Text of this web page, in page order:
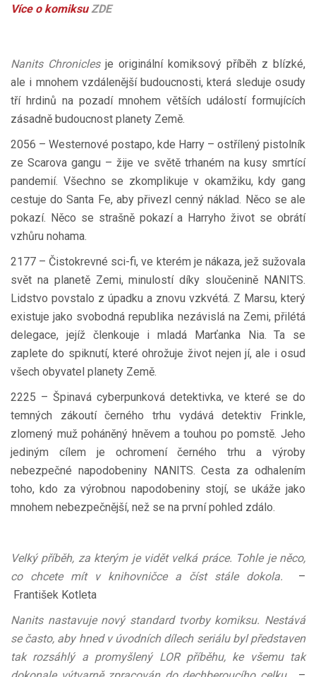
Více o komiksuZDE
Nanits Chroniclesje originální komiksový příběh z blízké,
ale i mnohem vzdálenější budoucnosti, která sleduje osudy
tří hrdinů na pozadí mnohem větších událostí formujících
zásadně budoucnost planety Země.
2056 – Westernové postapo, kde Harry – ostřílený pistolník
ze Scarova gangu – žije ve světě trhaném na kusy smrtící
pandemií. Všechno se zkomplikuje v okamžiku, kdy gang
cestuje do Santa Fe, aby přivezl cenný náklad. Něco se ale
pokazí. Něco se strašně pokazí a Harryho život se obrátí
vzhůru nohama.
2177 – Čistokrevné sci-fi, ve kterém je nákaza, jež sužovala
svět na planetě Zemi, minulostí díky sloučenině NANITS.
Lidstvo povstalo z úpadku a znovu vzkvétá. Z Marsu, který
existuje jako svobodná republika nezávislá na Zemi, přilétá
delegace, jejíž členkouje i mladá Marťanka Nia. Ta se
zaplete do spiknutí, které ohrožuje život nejen jí, ale i osud
všech obyvatel planety Země.
2225 – Špinavá cyberpunková detektivka, ve které se do
temných zákoutí černého trhu vydává detektiv Frinkle,
zlomený muž poháněný hněvem a touhou po pomstě. Jeho
jediným cílem je ochromení černého trhu a výroby
nebezpečné napodobeniny NANITS. Cesta za odhalením
toho, kdo za výrobnou napodobeniny stojí, se ukáže jako
mnohem nebezpečnější, než se na první pohled zdálo.
Velký příběh, za kterým je vidět velká práce. Tohle je něco,
co chcete mít v knihovničce a číst stále dokola. –
František Kotleta
Nanits nastavuje nový standard tvorby komiksu. Nestává
se často, aby hned v úvodních dílech seriálu byl představen
tak rozsáhlý a promyšlený LOR příběhu, ke všemu tak